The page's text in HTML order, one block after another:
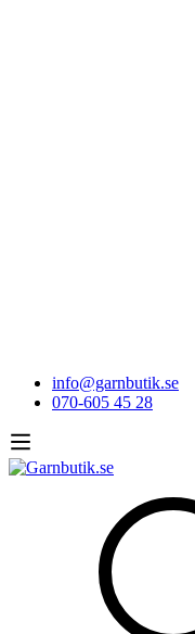
info@garnbutik.se
070-605 45 28